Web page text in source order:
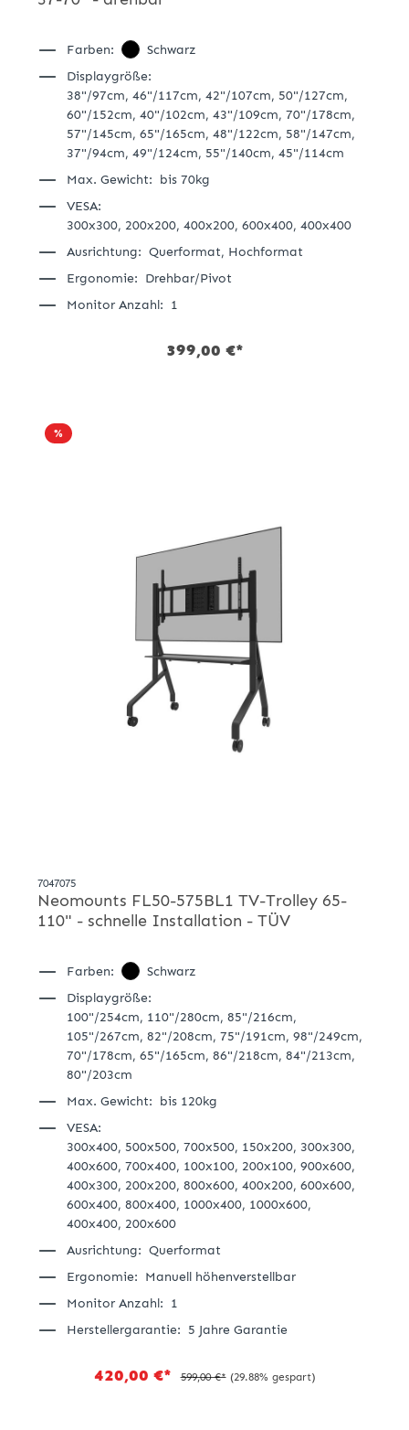
Farben:
Schwarz
Displaygröße:
38"/97cm, 46"/117cm, 42"/107cm, 50"/127cm,
60"/152cm, 40"/102cm, 43"/109cm, 70"/178cm,
57"/145cm, 65"/165cm, 48"/122cm, 58"/147cm,
37"/94cm, 49"/124cm, 55"/140cm, 45"/114cm
Max. Gewicht: bis 70kg
VESA:
300x300, 200x200, 400x200, 600x400, 400x400
Ausrichtung: Querformat, Hochformat
Ergonomie: Drehbar/Pivot
Monitor Anzahl: 1
399,00 €*
%
7047075
Neomounts FL50-575BL1 TV-Trolley 65-
110" - schnelle Installation - TÜV
Farben:
Schwarz
Displaygröße:
100"/254cm, 110"/280cm, 85"/216cm,
105"/267cm, 82"/208cm, 75"/191cm, 98"/249cm,
70"/178cm, 65"/165cm, 86"/218cm, 84"/213cm,
80"/203cm
Max. Gewicht: bis 120kg
VESA:
300x400, 500x500, 700x500, 150x200, 300x300,
400x600, 700x400, 100x100, 200x100, 900x600,
400x300, 200x200, 800x600, 400x200, 600x600,
600x400, 800x400, 1000x400, 1000x600,
400x400, 200x600
Ausrichtung: Querformat
Ergonomie: Manuell höhenverstellbar
Monitor Anzahl: 1
Herstellergarantie: 5 Jahre Garantie
420,00 €* 599,00 €* (29.88% gespart)